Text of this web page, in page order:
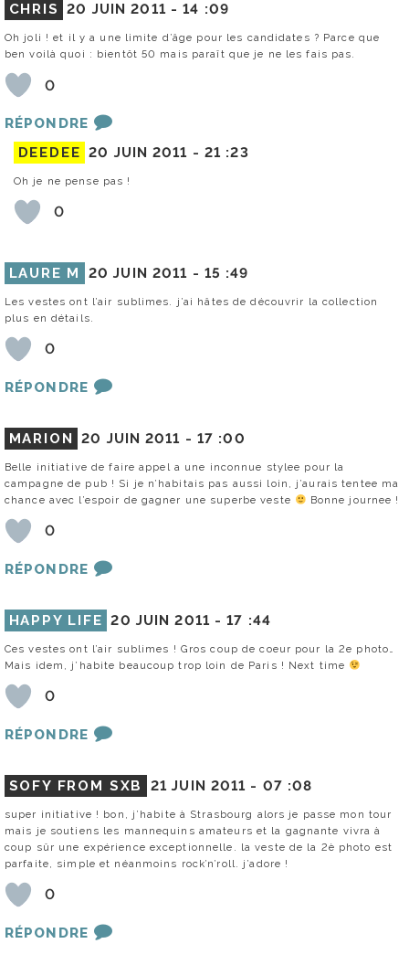
CHRIS 20 JUIN 2011 -14 :09
Oh joli ! et il y a une limite d’âge pour les candidates ? Parce que
ben voilà quoi : bientôt 50 mais paraît que je ne les fais pas.
0
RÉPONDRE
DEEDEE 20 JUIN 2011 - 21 :23
Oh je ne pense pas !
0
LAURE M 20 JUIN 2011 - 15 :49
Les vestes ont l’air sublimes. j’ai hâtes de découvrir la collection
plus en détails.
0
RÉPONDRE
MARION 20 JUIN 2011 - 17 :00
Belle initiative de faire appel a une inconnue stylee pour la
campagne de pub ! Si je n’habitais pas aussi loin, j’aurais tentee ma
chance avec l’espoir de gagner une superbe veste
Bonne journee !
0
RÉPONDRE
HAPPY LIFE 20 JUIN 2011 -17 :44
Ces vestes ont l’air sublimes ! Gros coup de coeur pour la 2e photo…
Mais idem, j’habite beaucoup trop loin de Paris ! Next time
0
RÉPONDRE
SOFY FROM SXB 21 JUIN 2011 - 07 :08
super initiative ! bon, j’habite à Strasbourg alors je passe mon tour
mais je soutiens les mannequins amateurs et la gagnante vivra à
coup sûr une expérience exceptionnelle. la veste de la 2è photo est
parfaite, simple et néanmoins rock’n’roll. j’adore !
0
RÉPONDRE